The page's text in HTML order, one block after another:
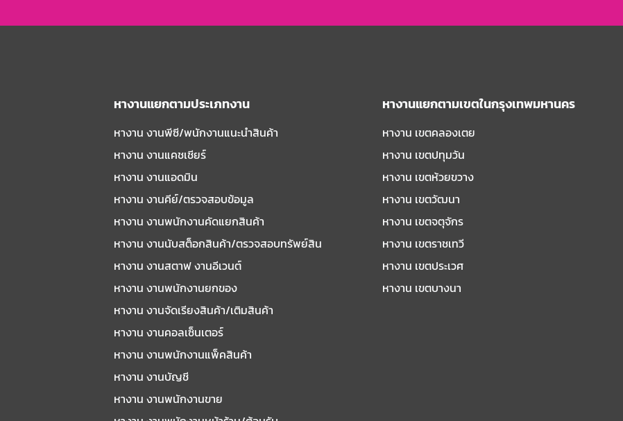
หางานแยกตามประเภทงาน
หางาน งานพีซี/พนักงานแนะนําสินค้า
หางาน งานแคชเชียร์
หางาน งานแอดมิน
หางาน งานคีย์/ตรวจสอบข้อมูล
หางาน งานพนักงานคัดแยกสินค้า
หางาน งานนับสต็อกสินค้า/ตรวจสอบทรัพย์สิน
หางาน งานสตาฟ งานอีเวนต์
หางาน งานพนักงานยกของ
หางาน งานจัดเรียงสินค้า/เติมสินค้า
หางาน งานคอลเซ็นเตอร์
หางาน งานพนักงานแพ็คสินค้า
หางาน งานบัญชี
หางาน งานพนักงานขาย
หางานแยกตามเขตในกรุงเทพมหานคร
หางาน เขตคลองเตย
หางาน เขตปทุมวัน
หางาน เขตห้วยขวาง
หางาน เขตวัฒนา
หางาน เขตจตุจักร
หางาน เขตราชเทวี
หางาน เขตประเวศ
หางาน เขตบางนา